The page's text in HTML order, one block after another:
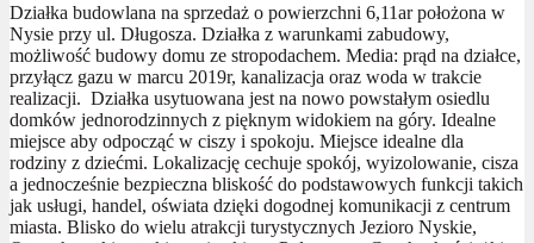
Działka budowlana na sprzedaż o powierzchni 6,11ar położona w
Nysie przy ul. Długosza. Działka z warunkami zabudowy,
możliwość budowy domu ze stropodachem. Media: prąd na działce,
przyłącz gazu w marcu 2019r, kanalizacja oraz woda w trakcie
realizacji. Działka usytuowana jest na nowo powstałym osiedlu
domków jednorodzinnych z pięknym widokiem na góry. Idealne
miejsce aby odpocząć w ciszy i spokoju. Miejsce idealne dla
rodziny z dziećmi. Lokalizację cechuje spokój, wyizolowanie, cisza
a jednocześnie bezpieczna bliskość do podstawowych funkcji takich
jak usługi, handel, oświata dzięki dogodnej komunikacji z centrum
miasta. Blisko do wielu atrakcji turystycznych Jezioro Nyskie,